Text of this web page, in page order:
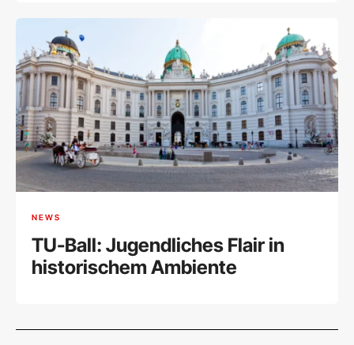
NEWS
TU-Ball: Jugendliches Flair in
historischem Ambiente